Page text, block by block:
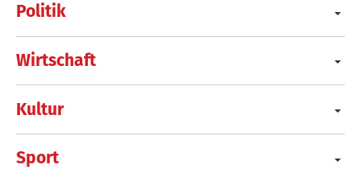
Politik
Wirtschaft
Kultur
Sport